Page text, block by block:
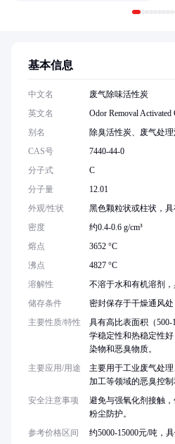
基本信息
中文名
废气除味活性炭
英文名
Odor Removal Activated
别名
除臭活性炭、废气处
CAS号
7440-44-0
分子式
C
分子量
12.01
外观/性状
黑色颗粒状或柱状，
密度
约0.4-0.6 g/cm³
熔点
3652 °C
沸点
4827 °C
溶解性
不溶于水和有机溶剂
储存条件
密封保存于干燥通风
主要性质/特性
具有高比表面积（500-
学稳定性和热稳定性
染物和恶臭物质。
主要应用/用途
主要用于工业废气处
加工等领域的恶臭控制
安全注意事项
避免与强氧化剂接触
粉尘防护。
参考价格区间
约5000-15000元/吨，